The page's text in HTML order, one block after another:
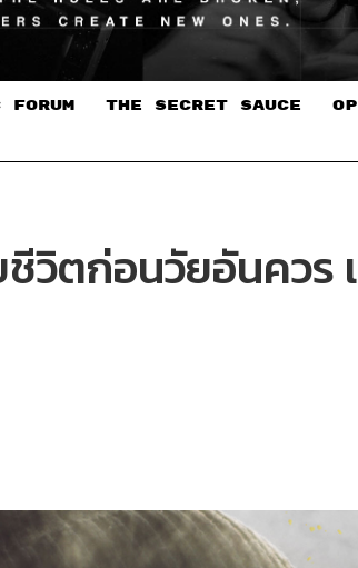
FORUM THE SECRET SAUCE​
ชีวิตก่อนวัยอันควร